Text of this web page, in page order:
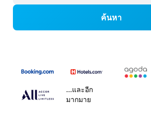
ค้นหา
...และอีก
มากมาย